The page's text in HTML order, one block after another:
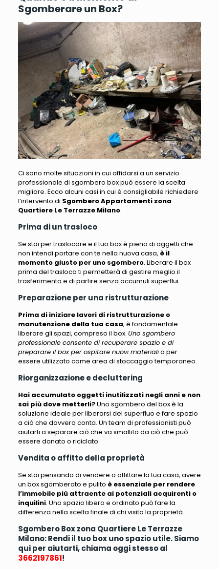
Sgomberare un Box?
Ci sono molte situazioni in cui affidarsi a un servizio
professionale di sgombero box può essere la scelta
migliore. Ecco alcuni casi in cui è consigliabile richiedere
l’intervento di Sgombero Appartamenti zona
Quartiere Le Terrazze Milano:
Prima di un trasloco
Se stai per traslocare e il tuo box è pieno di oggetti che
non intendi portare con te nella nuova casa, è il
momento giusto per uno sgombero. Liberare il box
prima del trasloco ti permetterà di gestire meglio il
trasferimento e di partire senza accumuli superflui.
Preparazione per una ristrutturazione
Prima di iniziare lavori di ristrutturazione o
manutenzione della tua casa, è fondamentale
liberare gli spazi, compreso il box. Uno sgombero
professionale consente di recuperare spazio e di
preparare il box per ospitare nuovi materialio per
essere utilizzato come area di stoccaggio temporaneo.
Riorganizzazione e decluttering
Hai accumulato oggetti inutilizzati negli anni e non
sai più dove metterli?Uno sgombero del boxè la
soluzione ideale per liberarsi del superfluo e fare spazio
a ciò che davvero conta. Un team di professionisti può
aiutarti a separare ciò che va smaltito da ciò che può
essere donato o riciclato.
Vendita o affitto della proprietà
Se stai pensando di vendere o affittare la tua casa, avere
un box sgomberato e pulito è essenziale per rendere
l’immobile più attraente ai potenziali acquirenti o
inquilini. Uno spazio libero e ordinato può fare la
differenza nella scelta finale di chi visita la proprietà.
Sgombero Box zona Quartiere Le Terrazze
Milano: Rendi il tuo box uno spazio utile. Siamo
qui per aiutarti, chiama oggi stesso al
3662197861!